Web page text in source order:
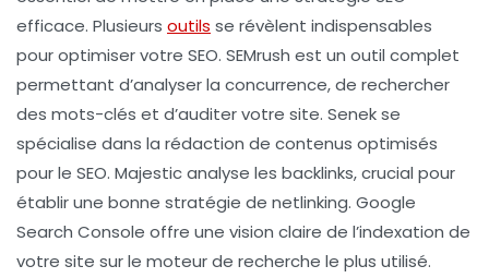
efficace. Plusieurs outils se révèlent indispensables
pour optimiser votre SEO. SEMrush est un outil complet
permettant d’analyser la concurrence, de rechercher
des mots-clés et d’auditer votre site. Senekse
spécialise dans la rédaction de contenus optimisés
pour le SEO. Majesticanalyse les backlinks, crucial pour
établir une bonne stratégie de netlinking. Google
Search Console offre une vision claire de l’indexation de
votre site sur le moteur de recherche le plus utilisé.